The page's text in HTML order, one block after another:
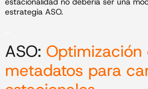
estrategia ASO.
ASO: Optimización
metadatos para